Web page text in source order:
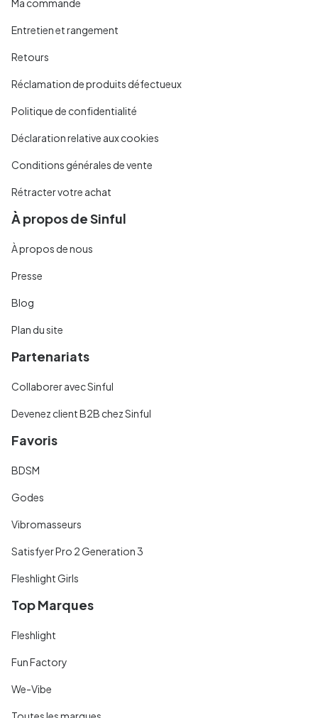
Ma commande
Entretien et rangement
Retours
Réclamation de produits défectueux
Politique de confidentialité
Déclaration relative aux cookies
Conditions générales de vente
Rétracter votre achat
À propos de Sinful
À propos de nous
Presse
Blog
Plan du site
Partenariats
Collaborer avec Sinful
Devenez client B2B chez Sinful
Favoris
BDSM
Godes
Vibromasseurs
Satisfyer Pro 2 Generation 3
Fleshlight Girls
Top Marques
Fleshlight
Fun Factory
We-Vibe